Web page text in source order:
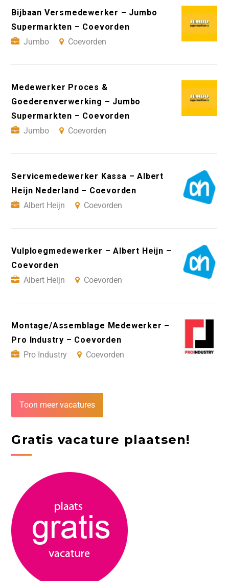
Bijbaan Versmedewerker – Jumbo
Supermarkten – Coevorden
Jumbo
Coevorden
Medewerker Proces &
Goederenverwerking – Jumbo
Supermarkten – Coevorden
Jumbo
Coevorden
Servicemedewerker Kassa – Albert
Heijn Nederland – Coevorden
Albert Heijn
Coevorden
Vulploegmedewerker – Albert Heijn –
Coevorden
Albert Heijn
Coevorden
Montage/Assemblage Medewerker –
Pro Industry – Coevorden
Pro Industry
Coevorden
Toon meer vacatures
Gratis vacature plaatsen!